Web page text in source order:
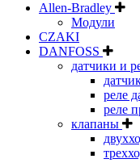
Allen-Bradley
Модули
CZAKI
DANFOSS
датчики и
реле
реле
клапаны